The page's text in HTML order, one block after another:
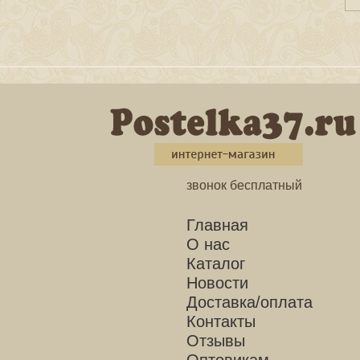
звонок бесплатный
Главная
О нас
Каталог
Новости
Доставка/оплата
Контакты
Отзывы